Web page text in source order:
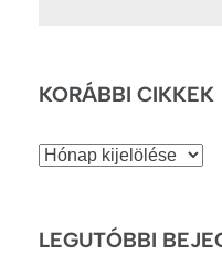
KORÁBBI CIKKEK
Korábbi
LEGUTÓBBI